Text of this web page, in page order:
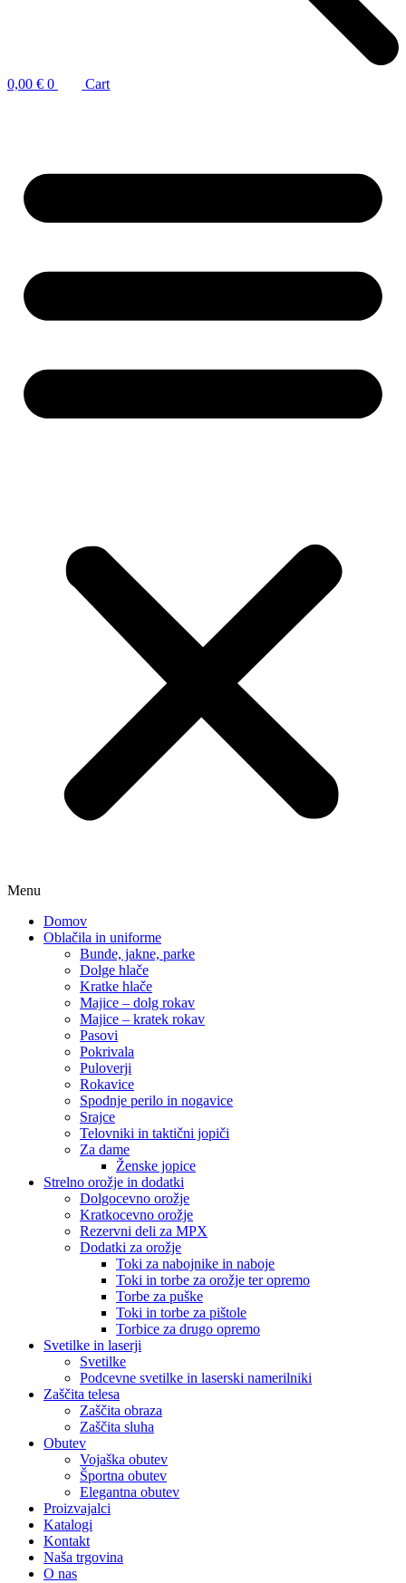
0,00 € 0 Cart
Menu
Domov
Oblačila in uniforme
Bunde, jakne, parke
Dolge hlače
Kratke hlače
Majice – dolg rokav
Majice – kratek rokav
Pasovi
Pokrivala
Puloverji
Rokavice
Spodnje perilo in nogavice
Srajce
Telovniki in taktični jopiči
Za dame
Ženske jopice
Strelno orožje in dodatki
Dolgocevno orožje
Kratkocevno orožje
Rezervni deli za MPX
Dodatki za orožje
Toki za nabojnike in naboje
Toki in torbe za orožje ter opremo
Torbe za puške
Toki in torbe za pištole
Torbice za drugo opremo
Svetilke in laserji
Svetilke
Podcevne svetilke in laserski namerilniki
Zaščita telesa
Zaščita obraza
Zaščita sluha
Obutev
Vojaška obutev
Športna obutev
Elegantna obutev
Proizvajalci
Katalogi
Kontakt
Naša trgovina
O nas